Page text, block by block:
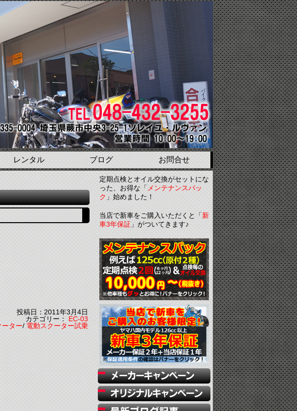
レンタル ブログ お問合せ
投稿日：2011年3月4日
カテゴリー：EC-03
ター/電動スクーター試乗
定期点検とオイル交換がセットにな
った、お得な「 メンテナンスパッ
ク」始めました！
当店で新車をご購入いただくと「新
車3年保証」がついてきます♪